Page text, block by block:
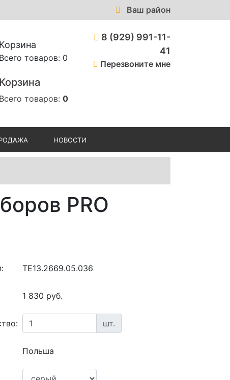
Ваш район
Корзина
Всего товаров: 0
Корзина
Всего товаров: 0
8 (929) 991-11-
41
Перезвоните мне
НОВОСТИ
PRO
TE13.2669.05.036
1 830 руб.
шт.
Польша